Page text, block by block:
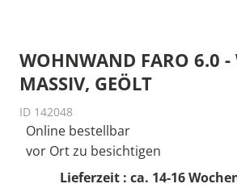
WOHNWAND FARO 6.0 -
MASSIV, GEÖLT
ID 142048
Online bestellbar
vor Ort zu besichtigen
Lieferzeit : ca. 14-16